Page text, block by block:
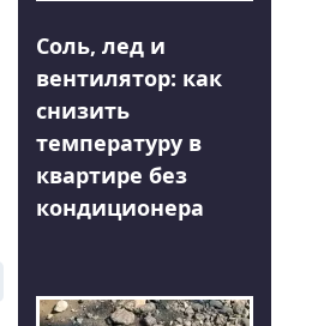
Соль, лед и
вентилятор: как
снизить
температуру в
квартире без
кондиционера